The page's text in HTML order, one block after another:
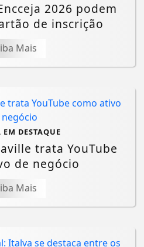
2026 podem
de inscrição
Mais
DESTAQUE
trata YouTube
de negócio
Mais